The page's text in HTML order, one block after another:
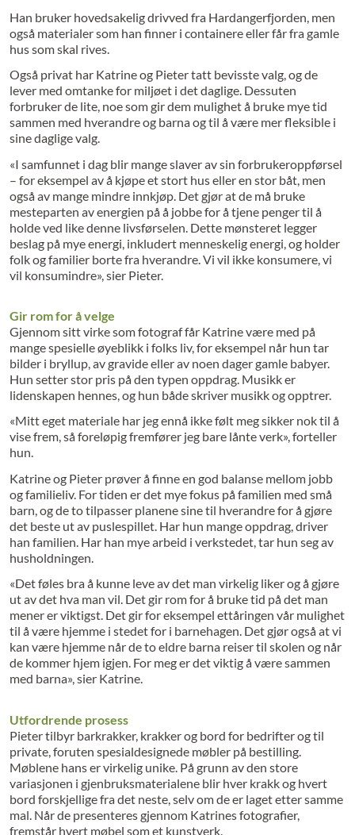
Han bruker hovedsakelig drivved fra Hardangerfjorden, men
også materialer som han finner i containere eller får fra gamle
hus som skal rives.
Også privat har Katrine og Pieter tatt bevisste valg, og de
lever med omtanke for miljøet i det daglige. Dessuten
forbruker de lite, noe som gir dem mulighet å bruke mye tid
sammen med hverandre og barna og til å være mer fleksible i
sine daglige valg.
«I samfunnet i dag blir mange slaver av sin forbrukeroppførsel
– for eksempel av å kjøpe et stort hus eller en stor båt, men
også av mange mindre innkjøp. Det gjør at de må bruke
mesteparten av energien på å jobbe for å tjene penger til å
holde ved like denne livsførselen. Dette mønsteret legger
beslag på mye energi, inkludert menneskelig energi, og holder
folk og familier borte fra hverandre. Vi vil ikke konsumere, vi
vil konsumindre», sier Pieter.
Gir rom for å velge
Gjennom sitt virke som fotograf får Katrine være med på
mange spesielle øyeblikk i folks liv, for eksempel når hun tar
bilder i bryllup, av gravide eller av noen dager gamle babyer.
Hun setter stor pris på den typen oppdrag. Musikk er
lidenskapen hennes, og hun både skriver musikk og opptrer.
«Mitt eget materiale har jeg ennå ikke følt meg sikker nok til å
vise frem, så foreløpig fremfører jeg bare lånte verk», forteller
hun.
Katrine og Pieter prøver å finne en god balanse mellom jobb
og familieliv. For tiden er det mye fokus på familien med små
barn, og de to tilpasser planene sine til hverandre for å gjøre
det beste ut av puslespillet. Har hun mange oppdrag, driver
han familien. Har han mye arbeid i verkstedet, tar hun seg av
husholdningen.
«Det føles bra å kunne leve av det man virkelig liker og å gjøre
ut av det hva man vil. Det gir rom for å bruke tid på det man
mener er viktigst. Det gir for eksempel ettåringen vår mulighet
til å være hjemme i stedet for i barnehagen. Det gjør også at vi
kan være hjemme når de to eldre barna reiser til skolen og når
de kommer hjem igjen. For meg er det viktig å være sammen
med barna», sier Katrine.
Utfordrende prosess
Pieter tilbyr barkrakker, krakker og bord for bedrifter og til
private, foruten spesialdesignede møbler på bestilling.
Møblene hans er virkelig unike. På grunn av den store
variasjonen i gjenbruksmaterialene blir hver krakk og hvert
bord forskjellige fra det neste, selv om de er laget etter samme
mal. Når de presenteres gjennom Katrines fotografier,
fremstår hvert møbel som et kunstverk.